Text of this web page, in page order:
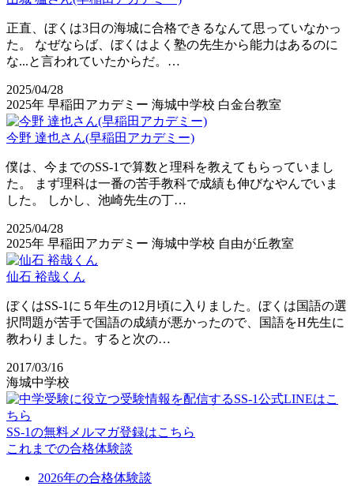
正直、ぼくは3日の海城に合格できるなんて思っていなかっ
た。 なぜならば、ぼくはよく塾の先生から能力はあるのに
な...と言われていたからだ。…
2025/04/28
2025年 早稲田アカデミー 海城中学校 白金台教室
今野 達也さん(早稲田アカデミー)
僕は、今までのSS-1で算数と理科を教えてもらっていまし
た。 まず理科は一番の苦手教科で成績も伸びなやんでいま
した。 しかし、池崎先生の丁…
2025/04/28
2025年 早稲田アカデミー 海城中学校 自由が丘教室
仙石 裕哉くん
ぼくはSS-1に５年生の12月頃に入りました。ぼくは国語の選
択問題が苦手で国語の成績が悪かったので、国語をH先生に
教わりました。すると次の…
2017/03/16
海城中学校
SS-1の無料メルマガ登録はこちら
これまでの合格体験談
2026年の合格体験談